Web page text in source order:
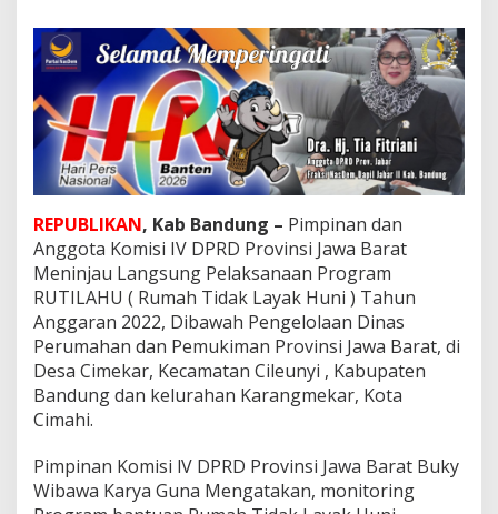
o
n
i
t
o
r
n
g
a
p
a
g
a
n
P
r
o
a
m
R
REPUBLIKAN, Kab Bandung – Pimpinan dan
Anggota Komisi IV DPRD Provinsi Jawa Barat
Meninjau Langsung Pelaksanaan Program
RUTILAHU ( Rumah Tidak Layak Huni ) Tahun
Anggaran 2022, Dibawah Pengelolaan Dinas
Perumahan dan Pemukiman Provinsi Jawa Barat, di
Desa Cimekar, Kecamatan Cileunyi , Kabupaten
Bandung dan kelurahan Karangmekar, Kota
Cimahi.
Pimpinan Komisi lV DPRD Provinsi Jawa Barat Buky
Wibawa Karya Guna Mengatakan, monitoring